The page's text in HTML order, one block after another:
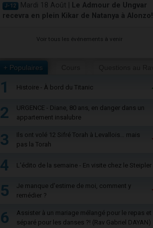
J-12 Mardi 18 Août |
Le Admour de Ungvar
recevra en plein Kikar de Natanya à Alonzo!
Voir tous les événements à venir
+ Populaires
1 Histoire - À bord du Titanic
2
URGENCE - Diane, 80 ans, en danger dans un
appartement insalubre
3
Ils ont volé 12 Sifré Torah à Levallois… mais
pas la Torah
4 L'édito de la semaine - En visite chez le Steipler
5
Je manque d'estime de moi, comment y
remédier ?
6
Assister à un mariage mélangé pour le repas et
séparé pour les danses ?! (Rav Gabriel DAYAN)